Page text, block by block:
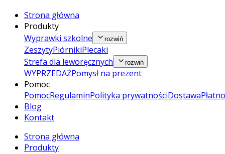
Strona główna
Produkty
Wyprawki szkolne
rozwiń
ZeszytyPiórnikiPlecaki
Strefa dla leworęcznych
rozwiń
WYPRZEDAŻPomysł na prezent
Pomoc
PomocRegulaminPolityka prywatnościDostawa
Blog
Kontakt
Strona główna
Produkty